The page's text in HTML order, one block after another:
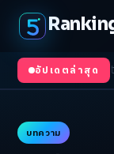
อัปเดตล่าสุด
Health Trends
บทความ